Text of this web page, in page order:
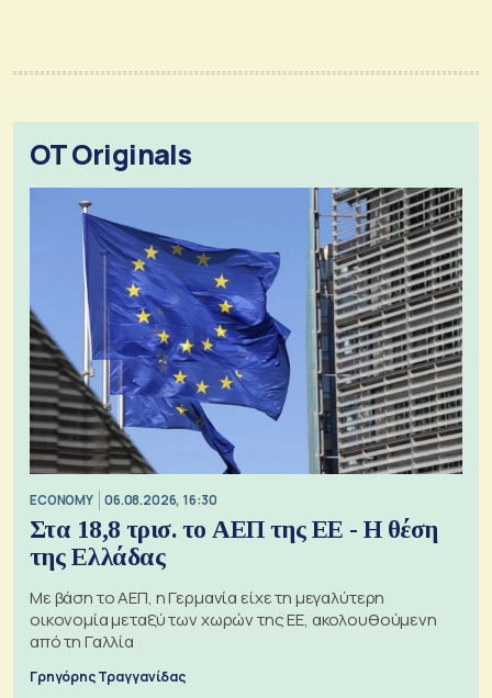
OT Originals
ECONOMY 06.08.2026, 16:30
Στα 18,8 τρισ. το ΑΕΠ της ΕΕ - Η θέση
της Ελλάδας
Με βάση το ΑΕΠ, η Γερμανία είχε τη μεγαλύτερη
οικονομία μεταξύ των χωρών της ΕΕ, ακολουθούμενη
από τη Γαλλία
Γρηγόρης Τραγγανίδας